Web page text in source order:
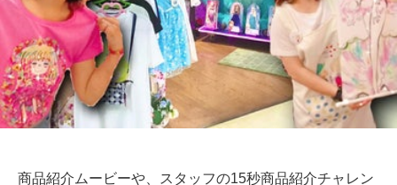
商品紹介ムービーや、スタッフの15秒商品紹介チャレン